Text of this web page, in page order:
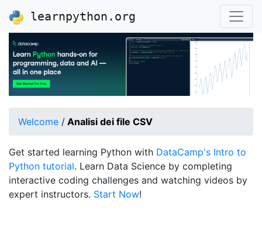
learnpython.org
Welcome / Analisi dei file CSV
Get started learning Python with DataCamp's Intro to
Python tutorial. Learn Data Science by completing
interactive coding challenges and watching videos by
expert instructors. Start Now!